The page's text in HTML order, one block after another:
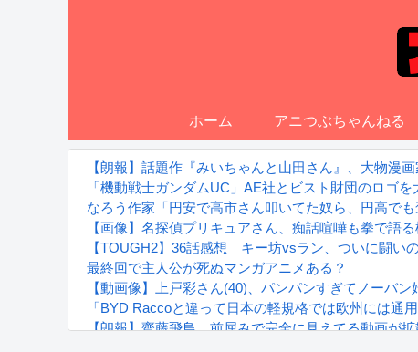
ホーム アニつぶちゃんねる
【朗報】話題作『みいちゃんと山田さん』、大物漫
「機動戦士ガンダムUC」AE社とビスト財団のロゴ
なろう作家「円安で高市さん叩いてた奴ら、円高で
【画像】名探偵プリキュアさん、痴話喧嘩も拳で語
【TOUGH2】36話感想 キー坊vsラン、ついに闘い
最終回で主人公が死ぬマンガアニメある？
【動画像】上戸彩さん(40)、パンパンすぎてノーバン
「BYD Raccoと違って日本の軽規格では欧州には
【朗報】齋藤飛鳥、前屈みで完全に見えてる動画が